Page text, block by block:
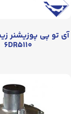
زیمنس مدل